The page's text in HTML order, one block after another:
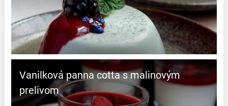
Vanilková panna cotta s malinovým
prelivom